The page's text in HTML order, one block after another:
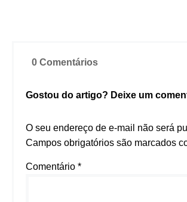
0 Comentários
Gostou do artigo? Deixe um
O seu endereço de e-mail não será
Campos obrigatórios são marcados
Comentário *